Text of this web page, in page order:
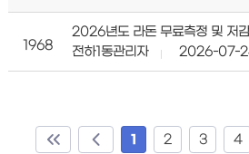
1968
2026년도 라돈 무료측정 및 저
전하1동관리자
2026-07-
1 2 3 4